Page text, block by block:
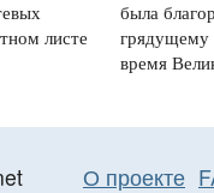
листе
была
грядущему
время
О проекте